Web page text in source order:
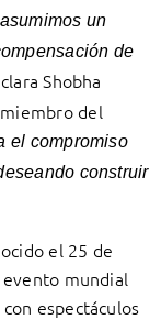
un
de
Shobha
del
el compromiso
construir
el 25 de
evento mundial
espectáculos